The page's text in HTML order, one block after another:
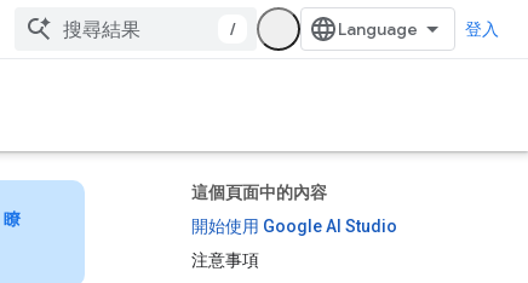
/ 登入
這個頁面中的內容
開始使用 Google AI Studio
注意事項
瞭